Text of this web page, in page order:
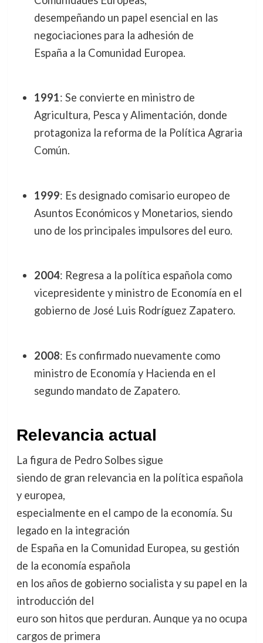
desempeñando un papel esencial en las
negociaciones para la adhesión de
España a la Comunidad Europea.
1991: Se convierte en ministro de
Agricultura, Pesca y Alimentación, donde
protagoniza la reforma de la Política Agraria
Común.
1999: Es designado comisario europeo de
Asuntos Económicos y Monetarios, siendo
uno de los principales impulsores del euro.
2004: Regresa a la política española como
vicepresidente y ministro de Economía en el
gobierno de José Luis Rodríguez Zapatero.
2008: Es confirmado nuevamente como
ministro de Economía y Hacienda en el
segundo mandato de Zapatero.
Relevancia actual
La figura de Pedro Solbes sigue
siendo de gran relevancia en la política española
y europea,
especialmente en el campo de la economía. Su
legado en la integración
de España en la Comunidad Europea, su gestión
de la economía española
en los años de gobierno socialista y su papel en la
introducción del
euro son hitos que perduran. Aunque ya no ocupa
cargos de primera